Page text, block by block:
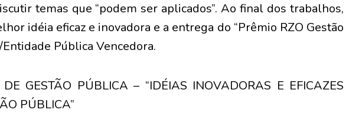
temas que “podem ser aplicados”. Ao final dos trabalhos,
idéia eficaz e inovadora e a entrega do “Prêmio RZO Gestão
Entidade Pública Vencedora.
GESTÃO PÚBLICA – “IDÉIAS INOVADORAS E EFICAZES
PÚBLICA”